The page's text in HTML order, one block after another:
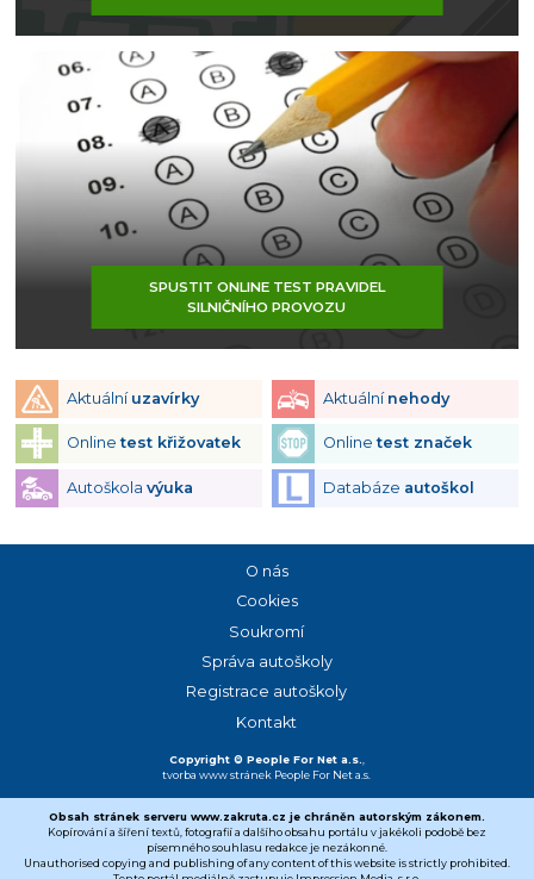
SPUSTIT ONLINE TEST PRAVIDEL
SILNIČNÍHO PROVOZU
Aktuální uzavírky Aktuální nehody
Onlinetest křižovatek Onlinetest značek
Autoškola výuka Databáze autoškol
Copyright © People For Net a.s.
tvorba www stránek People For Net a.s.
O nás
Cookies
Soukromí
Správa autoškoly
Registrace autoškoly
Kontakt
Obsah stránek serveru www.zakruta.cz je chráněn autorským zákonem.
Kopírování a šíření textů, fotografií a dalšího obsahu portálu v jakékoli podobě bez
písemného souhlasu redakce je nezákonné.
Unauthorised copying and publishing of any content of this website is strictly prohibited.